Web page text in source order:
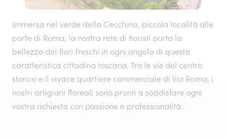
Immersa nel verde della Cecchina, piccola località alle
porte di Roma, la nostra rete di fioristi porta la
bellezza dei fiori freschi in ogni angolo di questa
caratteristica cittadina toscana. Tra le vie del centro
storico e il vivace quartiere commerciale di Via Roma, i
nostri artigiani floreali sono pronti a soddisfare ogni
vostra richiesta con passione e professionalità.